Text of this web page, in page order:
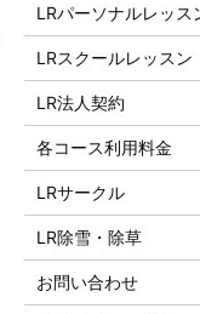
LRパーソナルレッス
LRスクールレッスン
LR法人契約
各コース利用料金
LRサークル
LR除雪・除草
お問い合わせ